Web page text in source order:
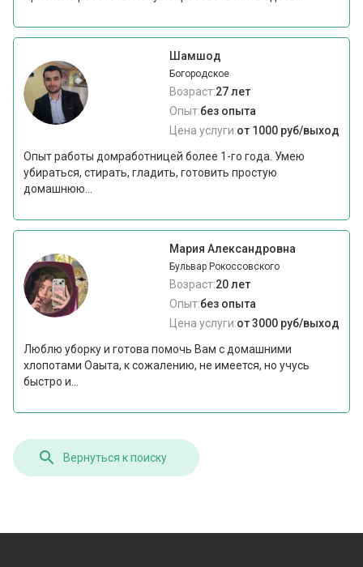
Шамшод
Богородское
Возраст:27 лет
Опыт:без опыта
Цена услуги:от 1000 руб/выход
Опыт работы домработницей более 1-го года. Умею
убираться, стирать, гладить, готовить простую
домашнюю...
Мария Александровна
Бульвар Рокоссовского
Возраст:20 лет
Опыт:без опыта
Цена услуги:от 3000 руб/выход
Люблю уборку и готова помочь Вам с домашними
хлопотами Оаыта, к сожалению, не имеется, но учусь
быстро и...
Вернуться к поиску